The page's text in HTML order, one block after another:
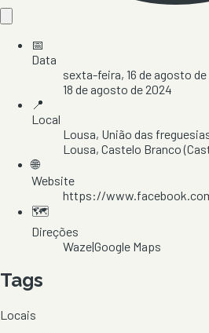
📅
Data
sexta-feira, 16 de agosto
18 de agosto de 2024
📍
Local
Lousa, União das
Lousa, Castelo Branco
🌐
Website
https://
🗺️
Direções
Waze|Google Maps
Tags
Locais